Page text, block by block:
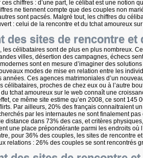
chiffres : d’une part, le célibat est une notion
ne tiennent compte que des couples non
sont pacsés. Malgré tout, les chiffres du
: celui de la rencontre et du tchat amoureux
des sites de rencontre
les célibataires sont de plus en plus nombreux.
villes, désertion des campagnes, échecs
sont en mesure d’imaginer des
modes de mise en relation entre les
Ces agences matrimoniales d’un
célibataires, proches de chez eux ou à l’autre
tchat amoureux sur le web connaît une
ce même site estime qu’en 2008, ce sont
Par ailleurs, 20% des français connaitraient
par les internautes ne sont finalement
distance dans 73% des cas, et critères
une place prépondérante parmi les endroits où
pour 36% des couples, les sites de rencontre
relations : 26% des couples se sont rencontrés